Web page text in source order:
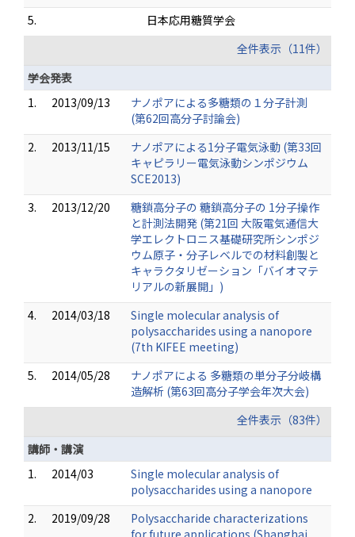
5.
日本応用糖質学会
全件表示（11件）
学会発表
1.
2013/09/13
ナノポアによる多糖類の１分子計測
(第62回高分子討論会)
2.
2013/11/15
ナノポアによる1分子電気泳動 (第33回
キャピラリー電気泳動シンポジウム
SCE2013)
3.
2013/12/20
糖鎖高分子の 糖鎖高分子の 1分子操作
と計測法開発 (第21回 大阪電気通信大
学エレクトロニス基礎研究所シンポジ
ウム原子・分子レベルでの材料創製と
キャラクタリゼーション「バイオマテ
リアルの新展開」)
4.
2014/03/18
Single molecular analysis of
polysaccharides using a nanopore
(7th KIFEE meeting)
5.
2014/05/28
ナノポアによる 多糖類の単分子分岐構
造解析 (第63回高分子学会年次大会)
全件表示（83件）
講師・講演
1.
2014/03
Single molecular analysis of
polysaccharides using a nanopore
2.
2019/09/28
Polysaccharide characterizations
for future applications (Shanghai,